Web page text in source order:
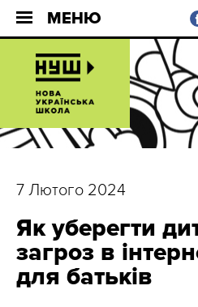
МЕНЮ
7 Лютого 2024
Як уберегти
загроз в
для батьків